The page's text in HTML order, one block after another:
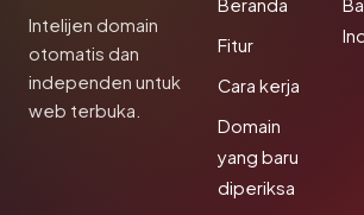
Intelijen domain
otomatis dan
independen untuk
web terbuka.
Beranda
Fitur
Cara kerja
Domain
yang baru
diperiksa